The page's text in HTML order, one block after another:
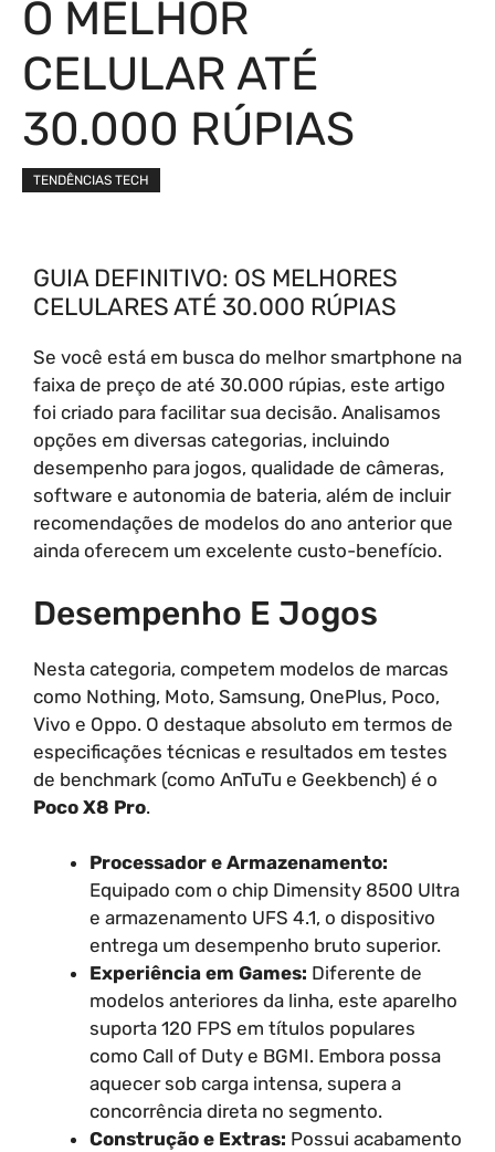
O MELHOR
CELULAR ATÉ
30.000 RÚPIAS
TENDÊNCIAS TECH
GUIA DEFINITIVO: OS MELHORES
CELULARES ATÉ 30.000 RÚPIAS
Se você está em busca do melhor smartphone na
faixa de preço de até 30.000 rúpias, este artigo
foi criado para facilitar sua decisão. Analisamos
opções em diversas categorias, incluindo
desempenho para jogos, qualidade de câmeras,
software e autonomia de bateria, além de incluir
recomendações de modelos do ano anterior que
ainda oferecem um excelente custo-benefício.
Desempenho E Jogos
Nesta categoria, competem modelos de marcas
como Nothing, Moto, Samsung, OnePlus, Poco,
Vivo e Oppo. O destaque absoluto em termos de
especificações técnicas e resultados em testes
de benchmark (como AnTuTu e Geekbench) é o
Poco X8 Pro.
Processador e Armazenamento:
Equipado com o chip Dimensity 8500 Ultra
e armazenamento UFS 4.1, o dispositivo
entrega um desempenho bruto superior.
Experiência em Games: Diferente de
modelos anteriores da linha, este aparelho
suporta 120 FPS em títulos populares
como Call of Duty e BGMI. Embora possa
aquecer sob carga intensa, supera a
concorrência direta no segmento.
Construção e Extras: Possui acabamento